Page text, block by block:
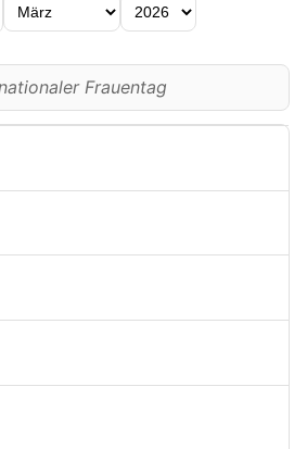
Frauentag